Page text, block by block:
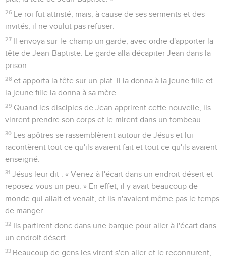
26 Le roi fut attristé, mais, à cause de ses serments et des
invités, il ne voulut pas refuser.
27 Il envoya sur-le-champ un garde, avec ordre d'apporter la
tête de Jean-Baptiste. Le garde alla décapiter Jean dans la
prison
28 et apporta la tête sur un plat. Il la donna à la jeune fille et
la jeune fille la donna à sa mère.
29 Quand les disciples de Jean apprirent cette nouvelle, ils
vinrent prendre son corps et le mirent dans un tombeau.
30 Les apôtres se rassemblèrent autour de Jésus et lui
racontèrent tout ce qu'ils avaient fait et tout ce qu'ils avaient
enseigné.
31 Jésus leur dit : « Venez à l'écart dans un endroit désert et
reposez-vous un peu. » En effet, il y avait beaucoup de
monde qui allait et venait, et ils n'avaient même pas le temps
de manger.
32 Ils partirent donc dans une barque pour aller à l'écart dans
un endroit désert.
33 Beaucoup de gens les virent s'en aller et le reconnurent,